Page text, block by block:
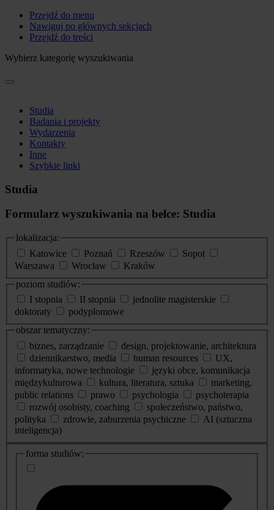
Przejdź do menu
Nawiguj po głównych sekcjach
Przejdź do treści
Wybierz kategorię wyszukiwania
Studia
Badania i projekty
Wydarzenia
Kontakty
Inne
Szybkie linki
Studia
Formularz wyszukiwania na belce: Studia
lokalizacja:
Katowice
Poznań Rzeszów
Sopot
Warszawa
Wrocław
Kraków
poziom studiów:
I stopnia
II stopnia
jednolite magisterskie
doktoraty
podyplomowe
obszar tematyczny:
biznes, zarządzanie
design, projektowanie, architektura
dziennikarstwo, media
human resources
UX,
informatyka, nowe technologie
języki obce, komunikacja
międzykulturowa
kultura, literatura, sztuka
marketing,
public relations
prawo psychologia
psychoterapia
rozwój osobisty, coaching
społeczeństwo, państwo,
polityka
zdrowie, zaburzenia psychiczne
AI (sztuczna
inteligencja)
dodatkowe
informacje
forma studiów: